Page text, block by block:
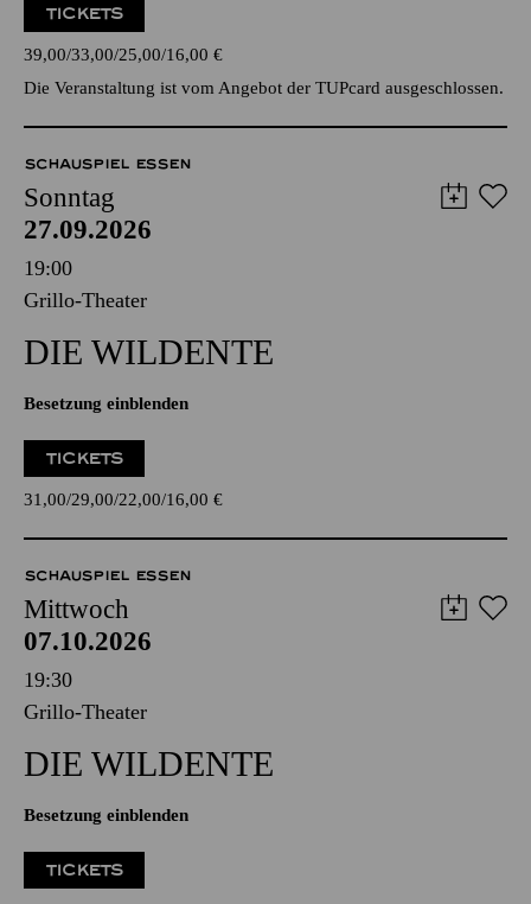
TICKETS
39,00 33,00 25,00 16,00 €
Die Veranstaltung ist vom Angebot der TUPcard ausgeschlossen.
SCHAUSPIEL ESSEN
Sonntag
27.09.2026
19:00
Grillo-Theater
DIE WILDENTE
Besetzung einblenden
TICKETS
31,00 29,00 22,00 16,00 €
SCHAUSPIEL ESSEN
Mittwoch
07.10.2026
19:30
Grillo-Theater
DIE WILDENTE
Besetzung einblenden
TICKETS